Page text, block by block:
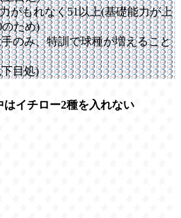
がもれなく51以上(基礎能力が上
ため)
のみ、特訓で球種が増えること
目処)
イチロー2種を入れない